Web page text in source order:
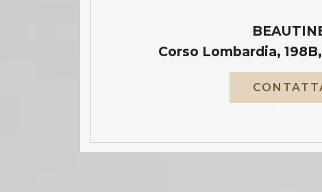
Corso Lombardia,